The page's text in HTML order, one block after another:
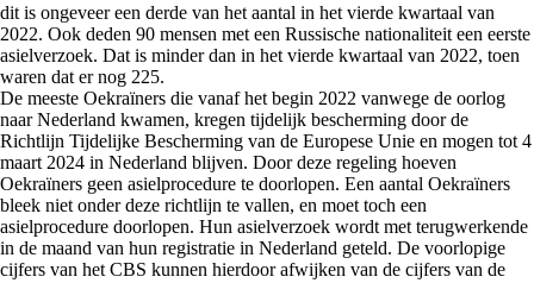
dit is ongeveer een derde van het aantal in het vierde kwartaal van
2022. Ook deden 90 mensen met een Russische nationaliteit een eerste
asielverzoek. Dat is minder dan in het vierde kwartaal van 2022, toen
waren dat er nog 225.
De meeste Oekraïners die vanaf het begin 2022 vanwege de oorlog
naar Nederland kwamen, kregen tijdelijk bescherming door de
Richtlijn Tijdelijke Bescherming van de Europese Unie en mogen tot 4
maart 2024 in Nederland blijven. Door deze regeling hoeven
Oekraïners geen asielprocedure te doorlopen. Een aantal Oekraïners
bleek niet onder deze richtlijn te vallen, en moet toch een
asielprocedure doorlopen. Hun asielverzoek wordt met terugwerkende
in de maand van hun registratie in Nederland geteld. De voorlopige
cijfers van het CBS kunnen hierdoor afwijken van de cijfers van de